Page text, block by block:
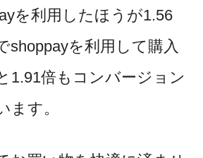
を利用したほうが1.56
shoppayを利用して購入
1.91倍もコンバージョン
ます。